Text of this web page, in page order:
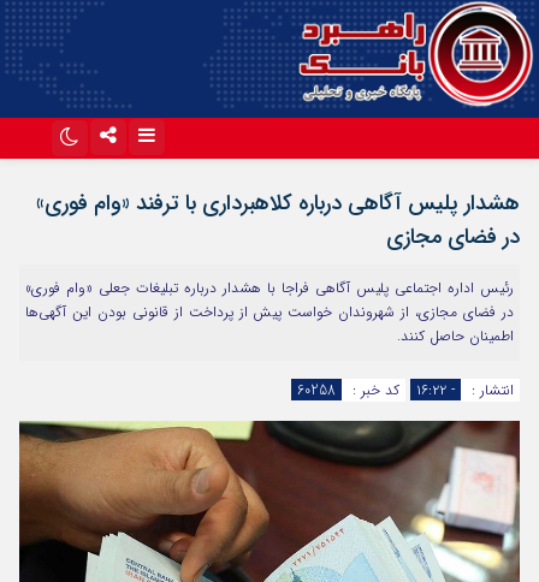
آپارات
هشدار پلیس آگاهی درباره کلاهبرداری با ترفند «وام فوری»
در فضای مجازی
رئیس اداره اجتماعی پلیس آگاهی فراجا با هشدار درباره تبلیغات جعلی «وام فوری»
در فضای مجازی، از شهروندان خواست پیش از پرداخت از قانونی بودن این آگهی‌ها
اطمینان حاصل کنند.
انتشار : - ۱۶:۲۲ کد خبر : 60258